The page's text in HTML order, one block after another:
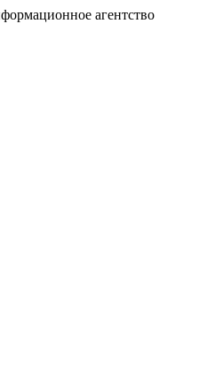
агентство